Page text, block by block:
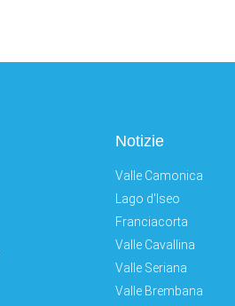
Notizie
Valle Camonica
Lago d'Iseo
Franciacorta
Valle Cavallina
Valle Seriana
Valle Brembana